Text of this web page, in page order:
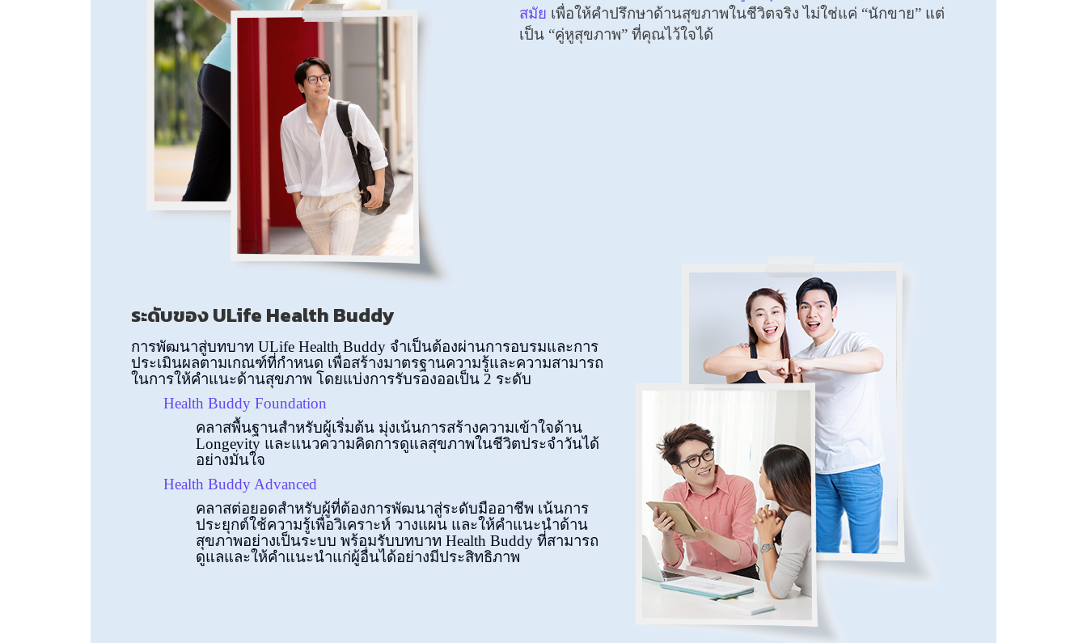
สมัย เพื่อให้คำปรึกษาด้านสุขภาพในชีวิตจริง ไม่ใช่แค่ “นักขาย” แต่
เป็น “คู่หูสุขภาพ” ที่คุณไว้ใจได้
ระดับของ ULife Health Buddy
การพัฒนาสู่บทบาท ULife Health Buddy จำเป็นต้องผ่านการอบรมและการ
ประเมินผลตามเกณฑ์ที่กำหนด เพื่อสร้างมาตรฐานความรู้และความสามารถ
ในการให้คำแนะด้านสุขภาพ โดยแบ่งการรับรองออเป็น 2 ระดับ
Health Buddy Foundation
คลาสพื้นฐานสำหรับผู้เริ่มต้น มุ่งเน้นการสร้างความเข้าใจด้าน
Longevity และแนวความคิดการดูแลสุขภาพในชีวิตประจำวันได้
อย่างมั่นใจ
Health Buddy Advanced
คลาสต่อยอดสำหรับผู้ที่ต้องการพัฒนาสู่ระดับมืออาชีพ เน้นการ
ประยุกต์ใช้ความรู้เพื่อวิเคราะห์ วางแผน และให้คำแนะนำด้าน
สุขภาพอย่างเป็นระบบ พร้อมรับบทบาท Health Buddy ที่สามารถ
ดูแลและให้คำแนะนำแก่ผู้อื่นได้อย่างมีประสิทธิภาพ